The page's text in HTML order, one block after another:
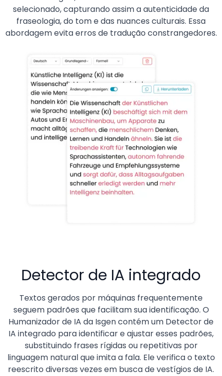
selecionado, capturando assim a autenticidade da
fraseologia, do tom e das nuances culturais. Essa
abordagem evita erros de tradução constrangedores.
Detector de IA integrado
Textos gerados por máquinas frequentemente
seguem padrões que facilitam sua identificação. O
Humanizador de IA da Isgen contém um Detector de
IA integrado para identificar e ajustar esses padrões,
substituindo frases rígidas ou repetitivas por
linguagem natural que imita a fala. Ele verifica o texto
reescrito diversas vezes em busca de vestígios de IA.